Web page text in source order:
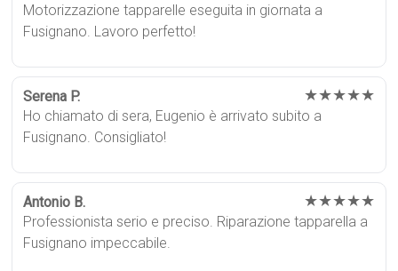
Motorizzazione tapparelle eseguita in giornata a
Fusignano. Lavoro perfetto!
Serena P. ★★★★★
Ho chiamato di sera, Eugenio è arrivato subito a
Fusignano. Consigliato!
Antonio B. ★★★★★
Professionista serio e preciso. Riparazione tapparella a
Fusignano impeccabile.